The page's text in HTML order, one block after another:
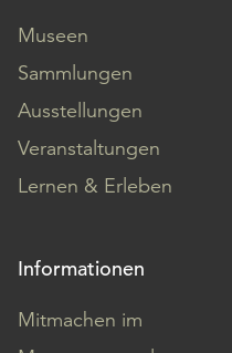
Museen
Sammlungen
Ausstellungen
Veranstaltungen
Lernen & Erleben
Informationen
Mitmachen im